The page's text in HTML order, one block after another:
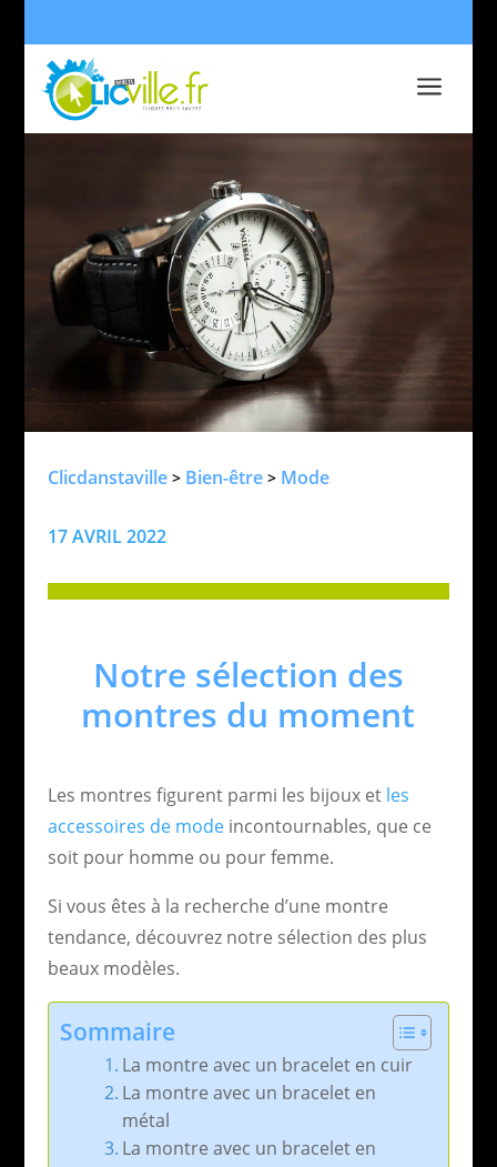
a
Clicdanstaville> Bien-être> Mode
17 AVRIL 2022
Notre sélection des
montres du moment
Les montres figurent parmi les bijoux et les
accessoires de modeincontournables, que ce
soit pour homme ou pour femme.
Si vous êtes à la recherche d’une montre
tendance, découvrez notre sélection des plus
beaux modèles.
Sommaire
La montre avec un bracelet en cuir
La montre avec un bracelet en
métal
La montre avec un bracelet en